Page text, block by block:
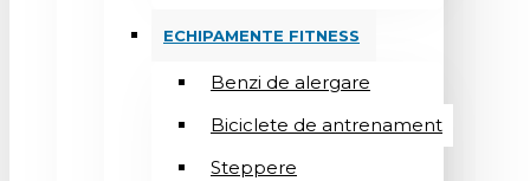
ECHIPAMENTE FITNESS
Benzi de alergare
Biciclete de antrenament
Steppere